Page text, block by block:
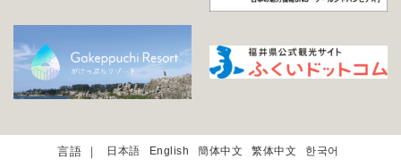
日本語 English 簡体中文 繁体中文 한국어